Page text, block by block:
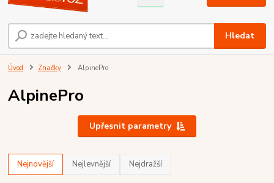
Hledat
Úvod Značky AlpinePro
AlpinePro
Upřesnit parametry
Nejnovější Nejlevnější Nejdražší